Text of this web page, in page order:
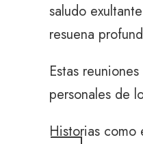
saludo
resuena
Estas
personales de
Historias como